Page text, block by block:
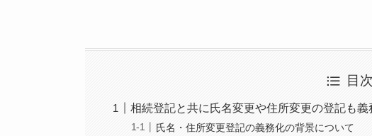
目次
相続登記と共に氏名変更や住所変更の登記も義
氏名・住所変更登記の義務化の背景について